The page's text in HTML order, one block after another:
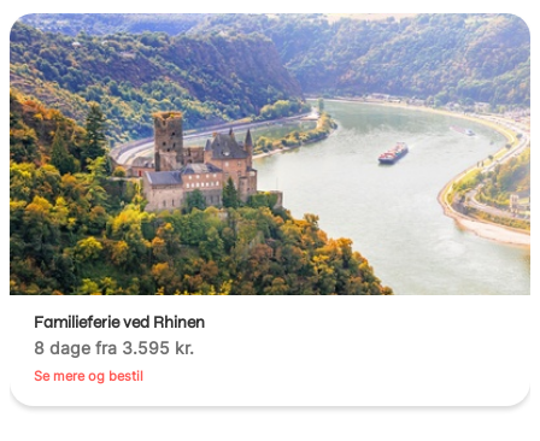
Familieferie ved Rhinen
8 dage fra 3.595 kr.
Se mere og bestil